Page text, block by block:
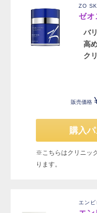
ZO
ゼオ
バ
高
ク
販売価格
購入
※こちらはクリニッ
ります。
エン